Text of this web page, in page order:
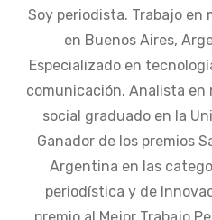
Soy periodista. Trabajo en
en Buenos Aires,
Especializado en
comunicación. Analista en
social graduado en la
Ganador de los premios
Argentina en las
periodística y de
premio al Mejor Trabajo